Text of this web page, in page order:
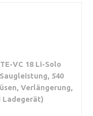
VC 18 Li-Solo
540
Verlängerung,
Ladegerät)